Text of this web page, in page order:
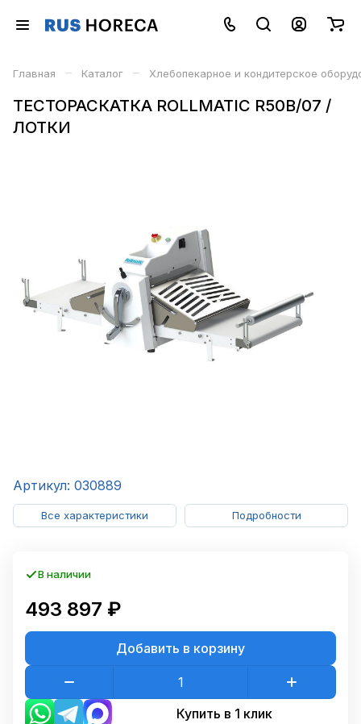
Главная – Каталог – Хлебопекарное и кондитерское
ТЕСТОРАСКАТКА ROLLMATIC R50B/07 /
ЛОТКИ
Артикул: 030889
Все характеристики Подробности
В наличии
493 897 ₽
Добавить в корзину
Купить в 1 клик